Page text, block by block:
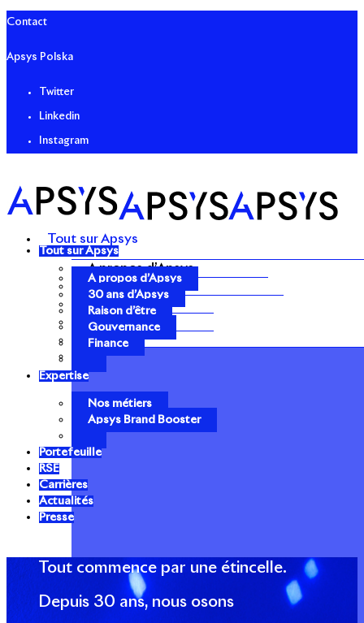
Contact
Apsys Polska
Twitter
Linkedin
Instagram
Tout sur Apsys
A propos d’Apsys
30 ans d’Apsys
Raison d’être
Gouvernance
Finance
Tout sur Apsys
A propos d’Apsys
30 ans d’Apsys
Raison d’être
Gouvernance
Finance
Expertise
Nos métiers
Apsys Brand Booster
Portefeuille
RSE
Carrières
Actualités
Presse
Tout commence par une étincelle.
Depuis 30 ans, nous osons